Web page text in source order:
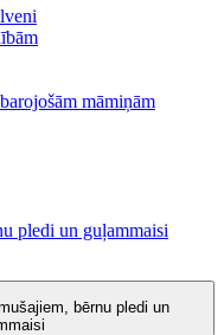
māmiņām
pledi un guļammaisi
bērnu pledi un